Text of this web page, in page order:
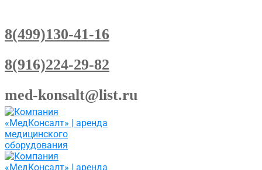
8(499)130-41-16
8(916)224-29-82
med-konsalt@list.ru